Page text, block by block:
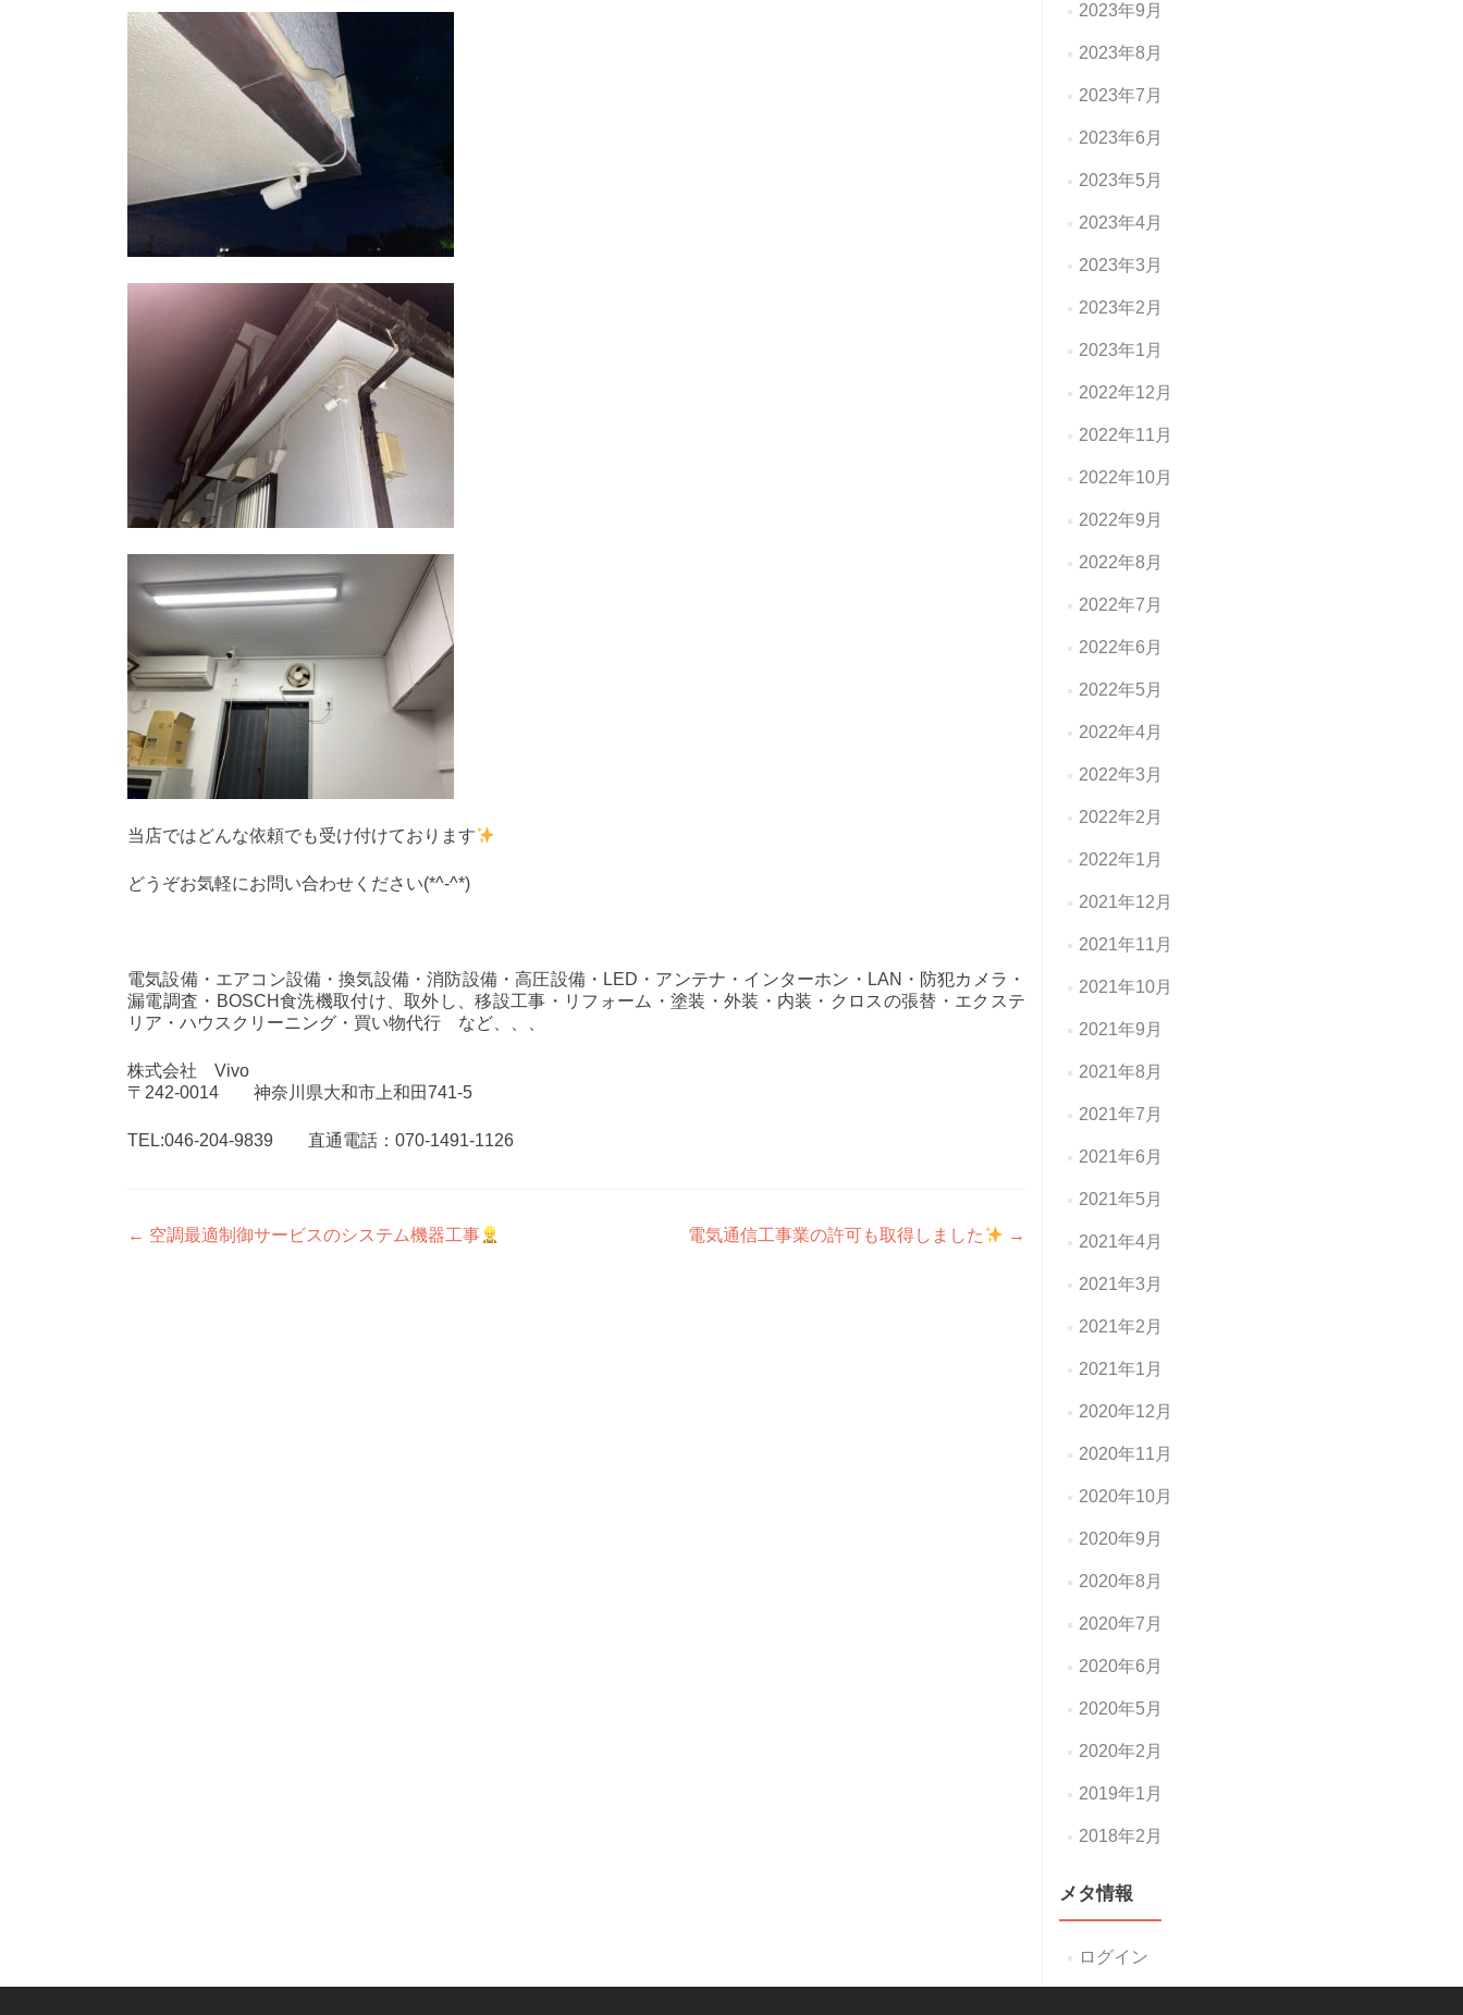
当店ではどんな依頼でも受け付けております
どうぞお気軽にお問い合わせください(*^-^*)
電気設備・エアコン設備・換気設備・消防設備・高圧設備・LED・アンテナ・インターホン・LAN・防犯カメラ・
漏電調査・BOSCH食洗機取付け、取外し、移設工事・リフォーム・塗装・外装・内装・クロスの張替・エクステ
リア・ハウスクリーニング・買い物代行 など、、、
株式会社 Vivo
〒242-0014 神奈川県大和市上和田741-5
TEL:046-204-9839 直通電話：070-1491-1126
投
← 空調最適制御サービスのシステム機器工事 電気通信工事業の許可も取得しました →
2023年9月
2023年8月
2023年7月
2023年6月
2023年5月
2023年4月
2023年3月
2023年2月
2023年1月
2022年12月
2022年11月
2022年10月
2022年9月
2022年8月
2022年7月
2022年6月
2022年5月
2022年4月
2022年3月
2022年2月
2022年1月
2021年12月
2021年11月
2021年10月
2021年9月
2021年8月
2021年7月
2021年6月
2021年5月
2021年4月
2021年3月
2021年2月
2021年1月
2020年12月
2020年11月
2020年10月
2020年9月
2020年8月
2020年7月
2020年6月
2020年5月
2020年2月
2019年1月
2018年2月
メタ情報
ログイン